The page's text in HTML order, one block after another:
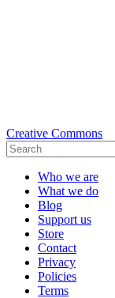
Creative Commons
Who we are
What we do
Blog
Support us
Store
Contact
Privacy
Policies
Terms